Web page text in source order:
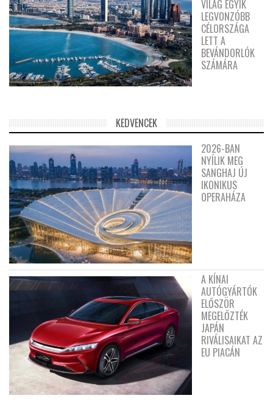
VILÁG EGYIK
LEGVONZÓBB
CÉLORSZÁGA
LETT A
BEVÁNDORLÓK
SZÁMÁRA
KEDVENCEK
2026-BAN
NYÍLIK MEG
SANGHAJ ÚJ
IKONIKUS
OPERAHÁZA
A KÍNAI
AUTÓGYÁRTÓK
ELŐSZÖR
MEGELŐZTÉK
JAPÁN
RIVÁLISAIKAT AZ
EU PIACÁN